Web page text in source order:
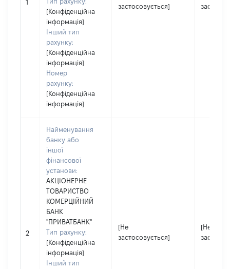
1
[Конфіденційна
інформація]
Інший тип
рахунку:
[Конфіденційна
інформація]
Номер
рахунку:
[Конфіденційна
інформація]
застосовується]
2
Найменування
банку або
іншої
фінансової
установи:
АКЦІОНЕРНЕ
ТОВАРИСТВО
КОМЕРЦІЙНИЙ
БАНК
"ПРИВАТБАНК"
Тип рахунку:
[Конфіденційна
інформація]
Інший тип
[Не
застосовується]
[Не